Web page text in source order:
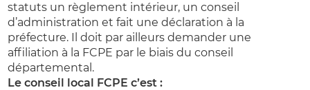
statuts un règlement intérieur, un conseil
d’administration et fait une déclaration à la
préfecture. Il doit par ailleurs demander une
affiliation à la FCPE par le biais du conseil
départemental.
Le conseil local FCPE c’est :